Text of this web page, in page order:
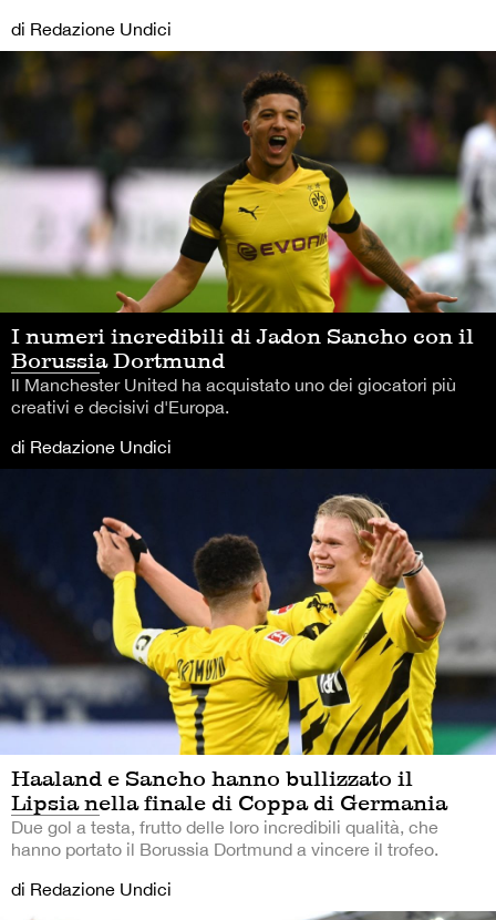
di Redazione Undici
I numeri incredibili di Jadon Sancho con il
Borussia Dortmund
Il Manchester United ha acquistato uno dei giocatori più
creativi e decisivi d'Europa.
di Redazione Undici
Haaland e Sancho hanno bullizzato il
Lipsia nella finale di Coppa di Germania
Due gol a testa, frutto delle loro incredibili qualità, che
hanno portato il Borussia Dortmund a vincere il trofeo.
di Redazione Undici